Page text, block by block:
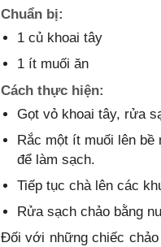
Chuẩn bị:
1 củ khoai tây
1 ít muối ăn
Cách thực hiện:
Gọt vỏ khoai tây, rửa
Rắc một ít muối lên bề
để làm sạch.
Tiếp tục chà lên các
Rửa sạch chảo bằng
Đối với những chiếc